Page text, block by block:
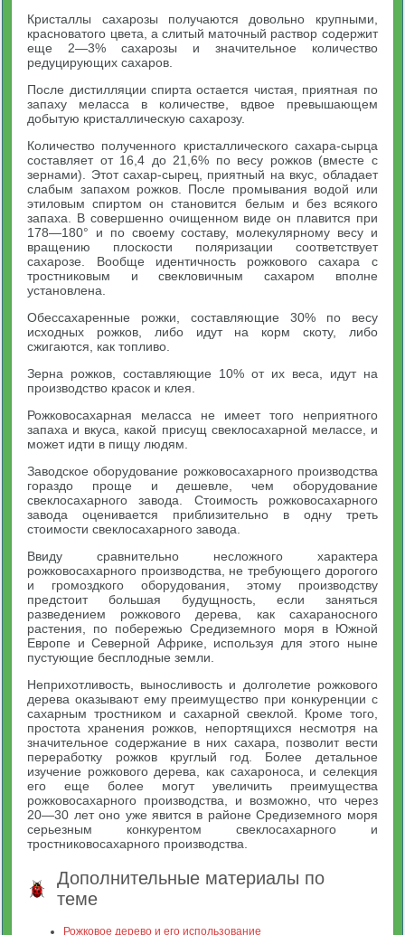
Кристаллы сахарозы получаются довольно крупными,
красноватого цвета, а слитый маточный раствор содержит
еще 2—3% сахарозы и значительное количество
редуцирующих сахаров.
После дистилляции спирта остается чистая, приятная по
запаху меласса в количестве, вдвое превышающем
добытую кристаллическую сахарозу.
Количество полученного кристаллического сахара-сырца
составляет от 16,4 до 21,6% по весу рожков (вместе с
зернами). Этот сахар-сырец, приятный на вкус, обладает
слабым запахом рожков. После промывания водой или
этиловым спиртом он становится белым и без всякого
запаха. В совершенно очищенном виде он плавится при
178—180° и по своему составу, молекулярному весу и
вращению плоскости поляризации соответствует
сахарозе. Вообще идентичность рожкового сахара с
тростниковым и свекловичным сахаром вполне
установлена.
Обессахаренные рожки, составляющие 30% по весу
исходных рожков, либо идут на корм скоту, либо
сжигаются, как топливо.
Зерна рожков, составляющие 10% от их веса, идут на
производство красок и клея.
Рожковосахарная меласса не имеет того неприятного
запаха и вкуса, какой присущ свеклосахарной мелассе, и
может идти в пищу людям.
Заводское оборудование рожковосахарного производства
гораздо проще и дешевле, чем оборудование
свеклосахарного завода. Стоимость рожковосахарного
завода оценивается приблизительно в одну треть
стоимости свеклосахарного завода.
Ввиду сравнительно несложного характера
рожковосахарного производства, не требующего дорогого
и громоздкого оборудования, этому производству
предстоит большая будущность, если заняться
разведением рожкового дерева, как сахараносного
растения, по побережью Средиземного моря в Южной
Европе и Северной Африке, используя для этого ныне
пустующие бесплодные земли.
Неприхотливость, выносливость и долголетие рожкового
дерева оказывают ему преимущество при конкуренции с
сахарным тростником и сахарной свеклой. Кроме того,
простота хранения рожков, непортящихся несмотря на
значительное содержание в них сахара, позволит вести
переработку рожков круглый год. Более детальное
изучение рожкового дерева, как сахароноса, и селекция
его еще более могут увеличить преимущества
рожковосахарного производства, и возможно, что через
20—30 лет оно уже явится в районе Средиземного моря
серьезным конкурентом свеклосахарного и
тростниковосахарного производства.
Дополнительные материалы по
теме
Рожковое дерево и его использование